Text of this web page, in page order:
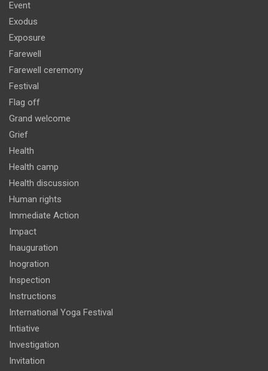
Event
Exodus
Exposure
Farewell
Farewell ceremony
Festival
Flag off
Grand welcome
Grief
Health
Health camp
Health discussion
Human rights
Immediate Action
Impact
Inauguration
Inogration
Inspection
Instructions
International Yoga Festival
Intiative
Investigation
Invitation